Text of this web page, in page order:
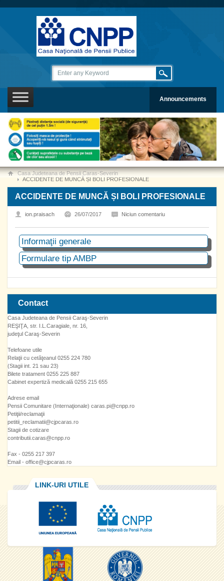
Announcements
Casa Judeteana de Pensii Caras-Severin
ACCIDENTE DE MUNCĂ ȘI BOLI PROFESIONALE
ACCIDENTE DE MUNCĂ ȘI BOLI PROFESIONALE
ion.praisach 26/07/2017 Niciun comentariu
Informaţii generale
Formulare tip AMBP
Contact
Casa Judeteana de Pensii Caraş-Severin
REŞIŢA, str. I.L.Caragiale, nr. 16,
judeţul Caraş-Severin
Telefoane utile
Relaţii cu cetăţeanul 0255 224 780
(Stagii int. 21 sau 23)
Bilete tratament 0255 225 887
Cabinet expertiză medicală 0255 215 655
Adrese email
Pensii Comunitare (Internaţionale) caras.pi@cnpp.ro
Petiţii/reclamaţii
petitii_reclamatii@cjpcaras.ro
Stagii de cotizare
contributii.caras@cnpp.ro
Fax - 0255 217 397
Email - office@cjpcaras.ro
LINK-URI UTILE